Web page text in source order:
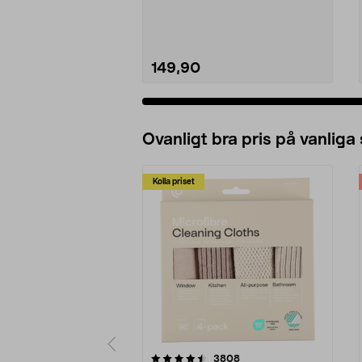
149,90
Ovanligt bra pris på vanliga
Kolla priset
3808recensioner
4.0av 5 stjärnor